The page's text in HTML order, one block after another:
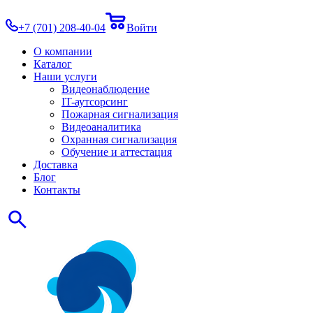
+7 (701) 208-40-04
Войти
О компании
Каталог
Наши услуги
Видеонаблюдение
IT-аутсорсинг
Пожарная сигнализация
Видеоаналитика
Охранная сигнализация
Обучение и аттестация
Доставка
Блог
Контакты